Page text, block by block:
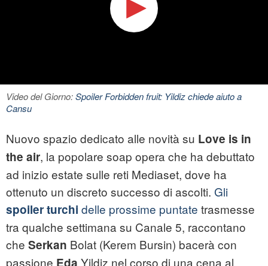
Video del Giorno:Spoiler Forbidden fruit: Yildiz chiede aiuto a
Cansu
Nuovo spazio dedicato alle novità su Love is in
the air, la popolare soap opera che ha debuttato
ad inizio estate sulle reti Mediaset, dove ha
ottenuto un discreto successo di ascolti. Gli
spoiler turchi delle prossime puntate trasmesse
tra qualche settimana su Canale 5, raccontano
che Serkan Bolat (Kerem Bursin) bacerà con
passione
Yildiz nel corso di una cena al